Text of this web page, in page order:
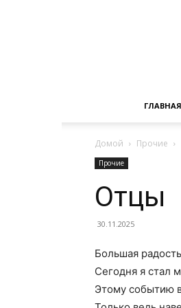
ГЛАВНАЯ
Домой Прочие
Прочие
Отцы
30.11.2025
Большая
Сегодня я стал
Этому событию